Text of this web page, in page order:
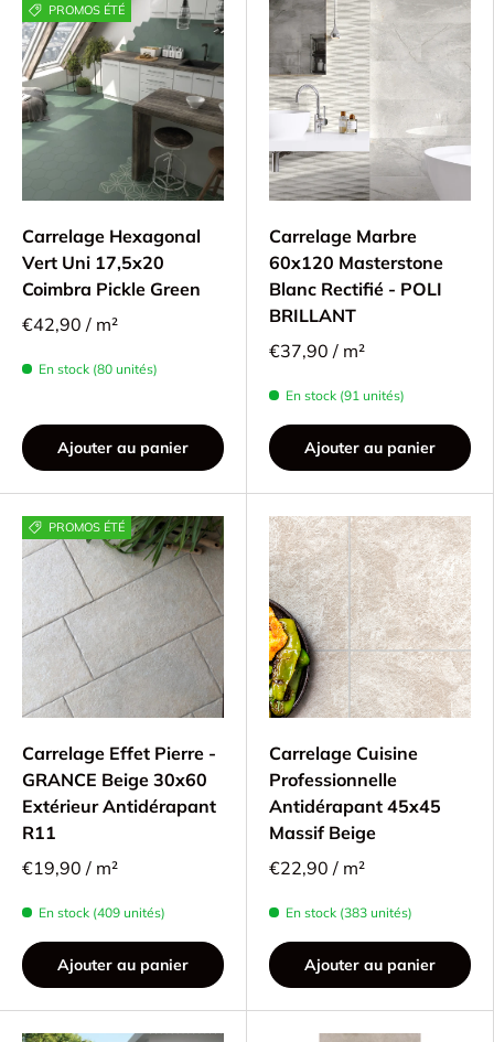
PROMOS ÉTÉ
Carrelage Hexagonal
Vert Uni 17,5x20
Coimbra Pickle Green
€42,90 / m²
En stock (80 unités)
Ajouter au panier
Carrelage Marbre
60x120 Masterstone
Blanc Rectifié - POLI
BRILLANT
€37,90 / m²
En stock (91 unités)
Ajouter au panier
PROMOS ÉTÉ
Carrelage Effet Pierre -
GRANCE Beige 30x60
Extérieur Antidérapant
R11
€19,90 / m²
En stock (409 unités)
Ajouter au panier
Carrelage Cuisine
Professionnelle
Antidérapant 45x45
Massif Beige
€22,90 / m²
En stock (383 unités)
Ajouter au panier